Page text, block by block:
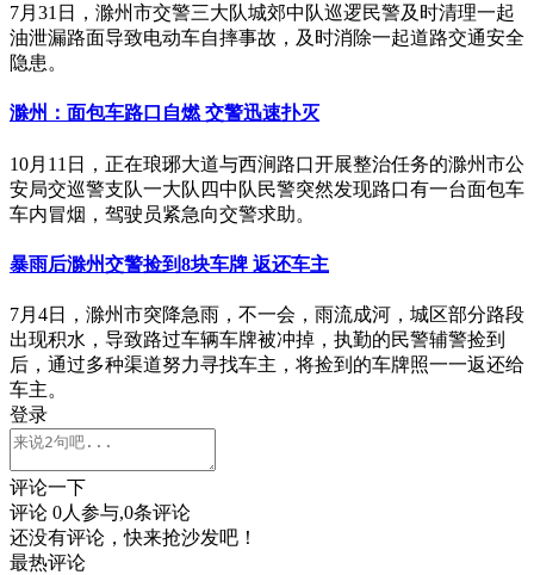
7月31日，滁州市交警三大队城郊中队巡逻民警及时清理一起
油泄漏路面导致电动车自摔事故，及时消除一起道路交通安全
隐患。
滁州：面包车路口自燃 交警迅速扑灭
10月11日，正在琅琊大道与西涧路口开展整治任务的滁州市公
安局交巡警支队一大队四中队民警突然发现路口有一台面包车
车内冒烟，驾驶员紧急向交警求助。
暴雨后滁州交警捡到8块车牌 返还车主
7月4日，滁州市突降急雨，不一会，雨流成河，城区部分路段
出现积水，导致路过车辆车牌被冲掉，执勤的民警辅警捡到
后，通过多种渠道努力寻找车主，将捡到的车牌照一一返还给
车主。
登录
评论一下
评论 0人参与,0条评论
还没有评论，快来抢沙发吧！
最热评论